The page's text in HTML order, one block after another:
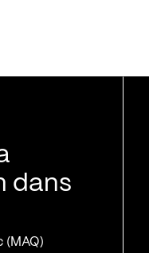
dans
(MAQ)